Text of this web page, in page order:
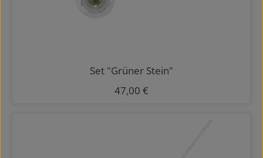
Set "Grüner Stein"
Regulärer Preis:
47,00 €